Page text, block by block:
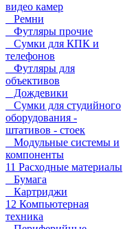
видео камер
Ремни
Футляры прочие
Сумки для КПК и
телефонов
Футляры для
объективов
Дождевики
Сумки для студийного
оборудования -
штативов - стоек
Модульные системы и
компоненты
11 Расходные материалы
Бумага
Картриджи
12 Компьютерная
техника